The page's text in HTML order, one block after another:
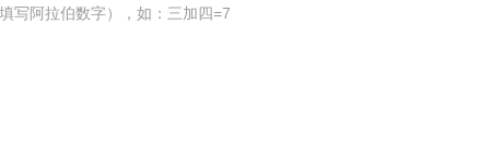
写阿拉伯数字），如：三加四=7